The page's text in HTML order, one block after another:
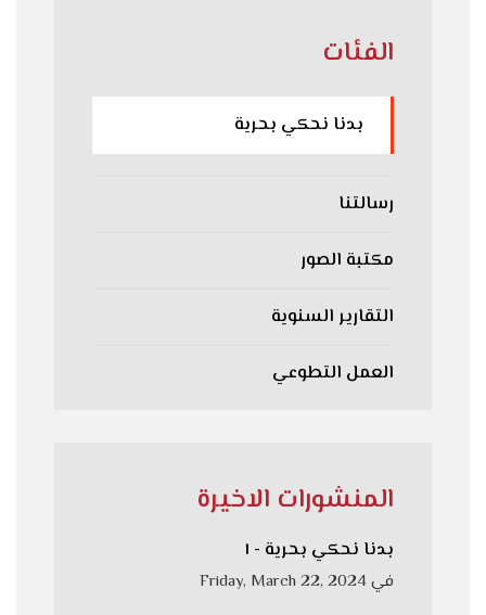
الفئات
بدنا نحكي بحرية
رسالتنا
مكتبة الصور
التقارير السنوية
العمل التطوعي
المنشورات الاخيرة
بدنا نحكي بحرية - ١
فيFriday, March 22, 2024